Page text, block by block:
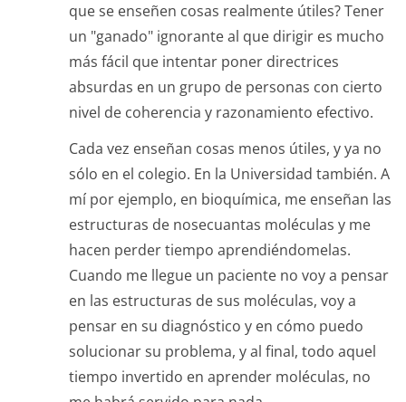
que se enseñen cosas realmente útiles? Tener
un "ganado" ignorante al que dirigir es mucho
más fácil que intentar poner directrices
absurdas en un grupo de personas con cierto
nivel de coherencia y razonamiento efectivo.
Cada vez enseñan cosas menos útiles, y ya no
sólo en el colegio. En la Universidad también. A
mí por ejemplo, en bioquímica, me enseñan las
estructuras de nosecuantas moléculas y me
hacen perder tiempo aprendiéndomelas.
Cuando me llegue un paciente no voy a pensar
en las estructuras de sus moléculas, voy a
pensar en su diagnóstico y en cómo puedo
solucionar su problema, y al final, todo aquel
tiempo invertido en aprender moléculas, no